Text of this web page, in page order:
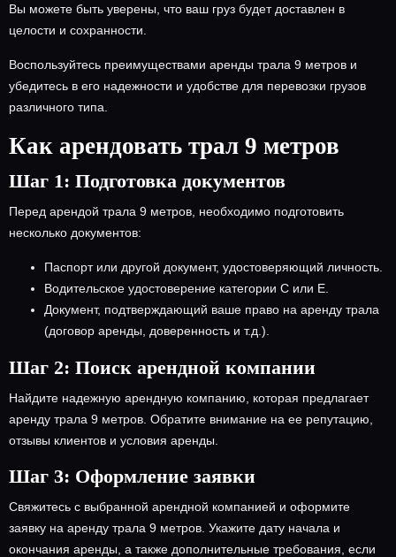
Вы можете быть уверены, что ваш груз будет доставлен в
целости и сохранности.
Воспользуйтесь преимуществами аренды трала 9 метров и
убедитесь в его надежности и удобстве для перевозки грузов
различного типа.
Как арендовать трал 9 метров
Шаг 1: Подготовка документов
Перед арендой трала 9 метров, необходимо подготовить
несколько документов:
Паспорт или другой документ, удостоверяющий личность.
Водительское удостоверение категории С или Е.
Документ, подтверждающий ваше право на аренду трала
(договор аренды, доверенность и т.д.).
Шаг 2: Поиск арендной компании
Найдите надежную арендную компанию, которая предлагает
аренду трала 9 метров. Обратите внимание на ее репутацию,
отзывы клиентов и условия аренды.
Шаг 3: Оформление заявки
Свяжитесь с выбранной арендной компанией и оформите
заявку на аренду трала 9 метров. Укажите дату начала и
окончания аренды, а также дополнительные требования, если